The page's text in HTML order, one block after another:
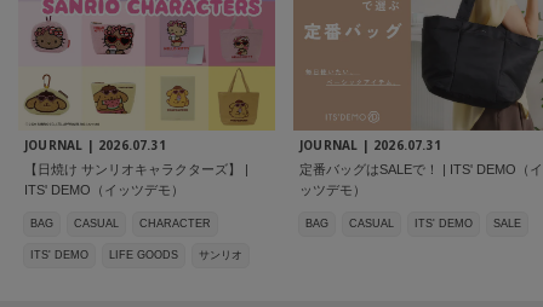
JOURNAL | 2026.07.31
【日焼け サンリオキャラクターズ】 |
ITS' DEMO（イッツデモ）
BAG CASUAL CHARACTER
ITS' DEMO LIFE GOODS サンリオ
JOURNAL | 2026.07.31
定番バッグはSALEで！ | ITS' DEMO（イ
ッツデモ）
BAG CASUAL ITS' DEMO SALE